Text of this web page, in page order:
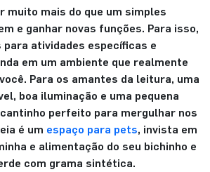
muito mais do que um simples
e ganhar novas funções. Para isso,
para atividades específicas e
em um ambiente que realmente
Para os amantes da leitura, uma
boa iluminação e uma pequena
perfeito para mergulhar nos
é um espaço para pets, invista em
e alimentação do seu bichinho e
com grama sintética.